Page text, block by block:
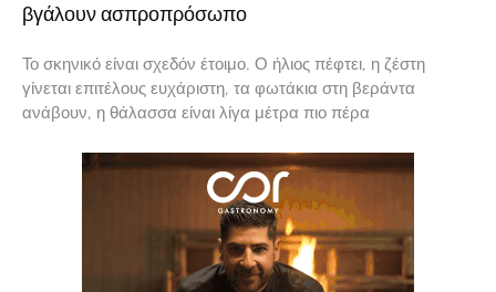
βγάλουν ασπροπρόσωπο
Το σκηνικό είναι σχεδόν έτοιμο. Ο ήλιος πέφτει, η ζέστη
γίνεται επιτέλους ευχάριστη, τα φωτάκια στη βεράντα
ανάβουν, η θάλασσα είναι λίγα μέτρα πιο πέρα